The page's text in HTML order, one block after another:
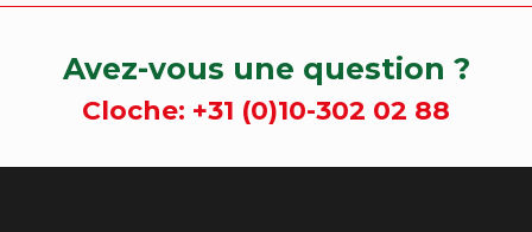
Avez-vous une question ?
Cloche: +31 (0)10-302 02 88